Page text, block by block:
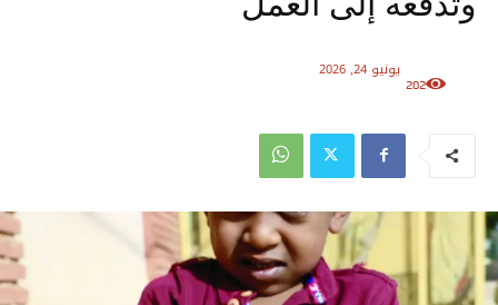
يونيو 24, 2026
202